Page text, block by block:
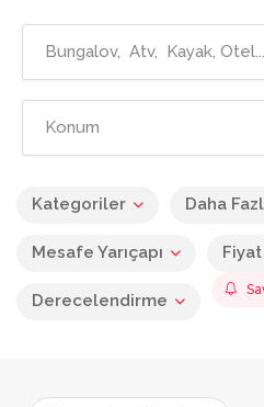
Kategoriler Daha
Mesafe Yarıçapı
Derecelendirme